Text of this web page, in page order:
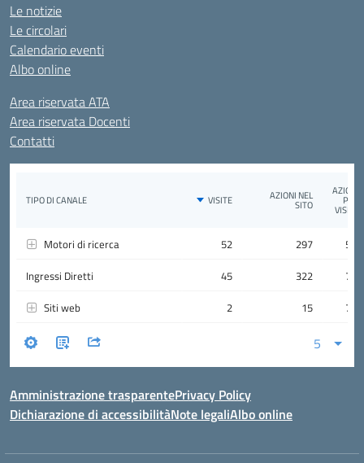
Le notizie
Le circolari
Calendario eventi
Albo online
Area riservata ATA
Area riservata Docenti
Contatti
Amministrazione trasparentePrivacy Policy
Dichiarazione di accessibilitàNote legaliAlbo online